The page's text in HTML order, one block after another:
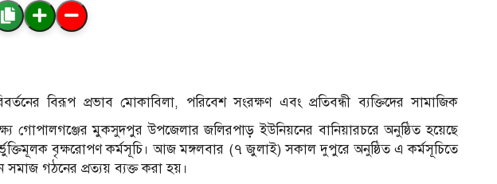
বিরূপ প্রভাব মোকাবিলা, পরিবেশ সংরক্ষণ এবং প্রতিবন্ধী ব্যক্তিদের সামাজিক
গোপালগঞ্জের মুকসুদপুর উপজেলার জলিরপাড় ইউনিয়নের বানিয়ারচরে অনুষ্ঠিত হয়েছে
বৃক্ষরোপণ কর্মসূচি। আজ মঙ্গলবার (৭ জুলাই) সকাল দুপুরে অনুষ্ঠিত এ কর্মসূচিতে
সমাজ গঠনের প্রত্যয় ব্যক্ত করা হয়।